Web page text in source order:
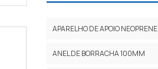
APARELHO DE APOIO NEOPRENE
ANEL DE BORRACHA 100MM